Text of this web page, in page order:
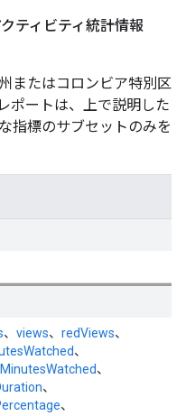
ティビティ統計情報
またはコロンビア特別区
ポートは、上で説明した
指標のサブセットのみを
、 views、 redViews、
、
、
、
、